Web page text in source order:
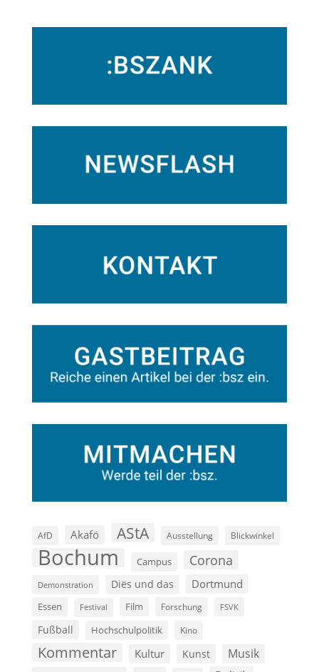
AfD Akafö AStA Ausstellung Blickwinkel
Bochum Campus Corona
Demonstration Diës und das Dortmund
Essen Festival Film Forschung FSVK
Fußball Hochschulpolitik Kino
Kommentar Kultur Kunst Musik